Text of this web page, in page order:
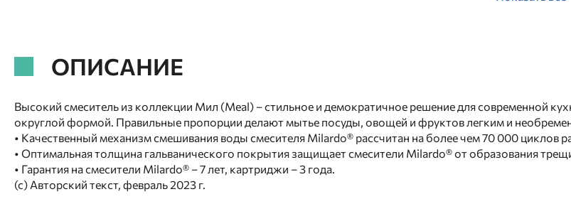
ОПИСАНИЕ
Высокий смеситель из коллекции Мил (Meal) – стильное и демократичное решение для современной
округлой формой. Правильные пропорции делают мытье посуды, овощей и фруктов легким и
• Качественный механизм смешивания воды смесителя Milardo® рассчитан на более чем 70 000 циклов
• Оптимальная толщина гальванического покрытия защищает смесители Milardo® от образования
• Гарантия на смесители Milardo® – 7 лет, картриджи – 3 года.
(с) Авторский текст, февраль 2023 г.